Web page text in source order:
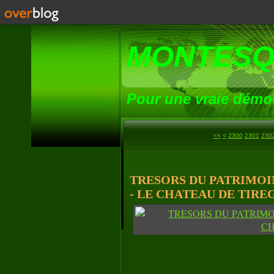
Pour une vraie
<< < 2300 2301
TRESORS DU
- LE CHATEAU DE